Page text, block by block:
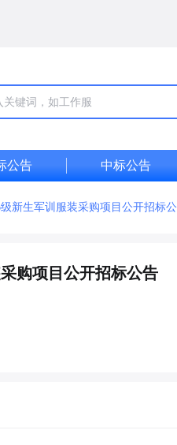
公告 中标公告
新生军训服装采购项目公开招标
购项目公开招标公告